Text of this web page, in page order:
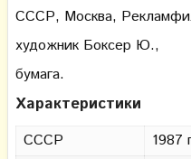
СССР, Москва,
художник Боксер Ю.,
бумага.
Характеристики
СССР
1987